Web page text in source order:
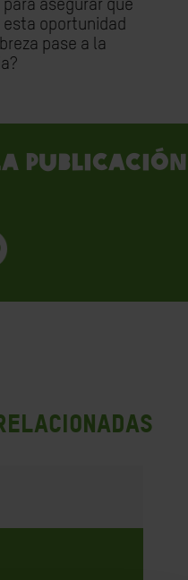
asegurar que
esta oportunidad
pase a la
publicación